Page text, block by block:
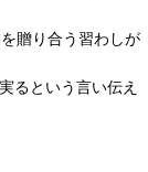
贈り合う習わしが
るという言い伝え